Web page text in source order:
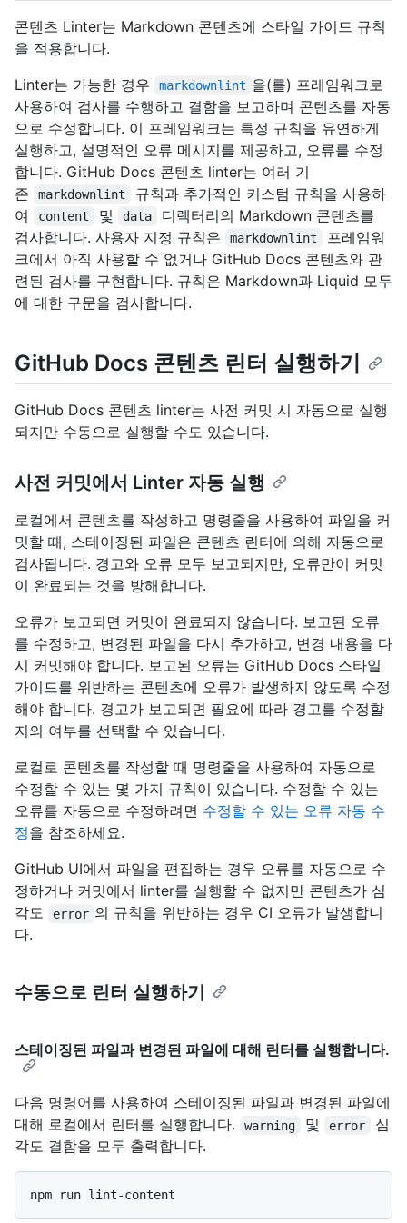
콘텐츠 Linter는 Markdown 콘텐츠에 스타일 가이드 규칙
을 적용합니다.
Linter는 가능한 경우
markdownlint 을(를) 프레임워크로
사용하여 검사를 수행하고 결함을 보고하며 콘텐츠를 자동
으로 수정합니다. 이 프레임워크는 특정 규칙을 유연하게
실행하고, 설명적인 오류 메시지를 제공하고, 오류를 수정
합니다. GitHub Docs 콘텐츠 linter는 여러 기
존
markdownlint
규칙과 추가적인 커스텀 규칙을 사용하
여
content 및 data
디렉터리의 Markdown 콘텐츠를
검사합니다. 사용자 지정 규칙은
markdownlint
프레임워
크에서 아직 사용할 수 없거나 GitHub Docs 콘텐츠와 관
련된 검사를 구현합니다. 규칙은 Markdown과 Liquid 모두
에 대한 구문을 검사합니다.
GitHub Docs 콘텐츠 린터 실행하기
GitHub Docs 콘텐츠 linter는 사전 커밋 시 자동으로 실행
되지만 수동으로 실행할 수도 있습니다.
사전 커밋에서 Linter 자동 실행
로컬에서 콘텐츠를 작성하고 명령줄을 사용하여 파일을 커
밋할 때, 스테이징된 파일은 콘텐츠 린터에 의해 자동으로
검사됩니다. 경고와 오류 모두 보고되지만, 오류만이 커밋
이 완료되는 것을 방해합니다.
오류가 보고되면 커밋이 완료되지 않습니다. 보고된 오류
를 수정하고, 변경된 파일을 다시 추가하고, 변경 내용을 다
시 커밋해야 합니다. 보고된 오류는 GitHub Docs 스타일
가이드를 위반하는 콘텐츠에 오류가 발생하지 않도록 수정
해야 합니다. 경고가 보고되면 필요에 따라 경고를 수정할
지의 여부를 선택할 수 있습니다.
로컬로 콘텐츠를 작성할 때 명령줄을 사용하여 자동으로
수정할 수 있는 몇 가지 규칙이 있습니다. 수정할 수 있는
오류를 자동으로 수정하려면 수정할 수 있는 오류 자동 수
정을 참조하세요.
GitHub UI에서 파일을 편집하는 경우 오류를 자동으로 수
정하거나 커밋에서 linter를 실행할 수 없지만 콘텐츠가 심
각도
error 의 규칙을 위반하는 경우 CI 오류가 발생합니
다.
수동으로 린터 실행하기
스테이징된 파일과 변경된 파일에 대해 린터를 실행합니다.
다음 명령어를 사용하여 스테이징된 파일과 변경된 파일에
대해 로컬에서 린터를 실행합니다.
warning 및 error
심
각도 결함을 모두 출력합니다.